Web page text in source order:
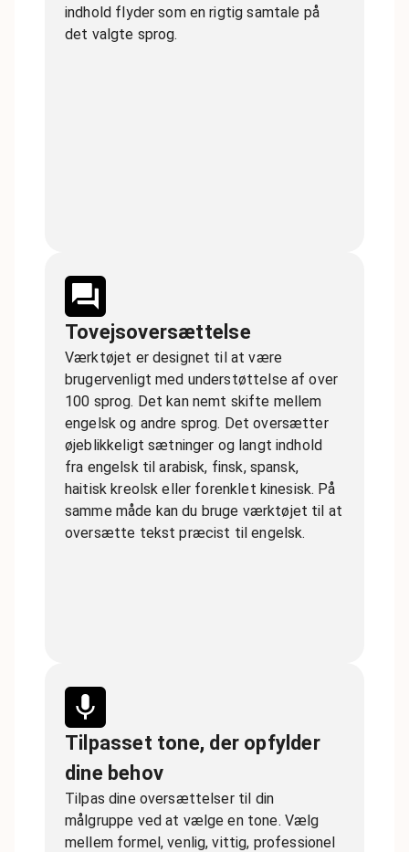
indhold flyder som en rigtig samtale på
det valgte sprog.
Tovejsoversættelse
Værktøjet er designet til at være
brugervenligt med understøttelse af over
100 sprog. Det kan nemt skifte mellem
engelsk og andre sprog. Det oversætter
øjeblikkeligt sætninger og langt indhold
fra engelsk til arabisk, finsk, spansk,
haitisk kreolsk eller forenklet kinesisk. På
samme måde kan du bruge værktøjet til at
oversætte tekst præcist til engelsk.
Tilpasset tone, der opfylder
dine behov
Tilpas dine oversættelser til din
målgruppe ved at vælge en tone. Vælg
mellem formel, venlig, vittig, professionel